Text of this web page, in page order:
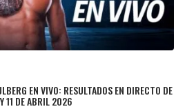
EN VIVO: RESULTADOS EN DIRECTO DE
11 DE ABRIL 2026